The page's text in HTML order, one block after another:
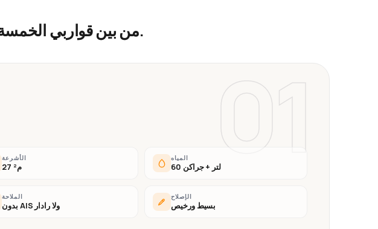
من بين قواربي.
01 الأشرعة
27 م²
المياه
60 لتر + جراكن
الملاحة
بدون AIS ولا رادار
الإصلاح
بسيط ورخيص